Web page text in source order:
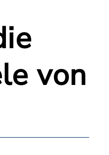
von